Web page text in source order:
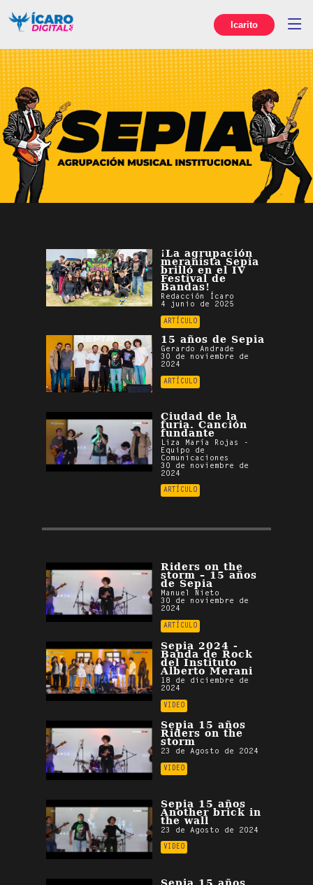
Icarito
¡La agrupación
meranista Sepia
brilló en el IV
Festival de
Bandas!
Redacción Ícaro
4 junio de 2025
ARTÍCULO
15 años de Sepia
Gerardo Andrade
30 de noviembre de
2024
ARTÍCULO
Ciudad de la
furia. Canción
fundante
Liza María Rojas -
Equipo de
Comunicaciones
30 de noviembre de
2024
ARTÍCULO
Riders on the
storm – 15 años
de Sepia
Manuel Nieto
30 de noviembre de
2024
ARTÍCULO
Sepia 2024 -
Banda de Rock
del Instituto
Alberto Merani
18 de diciembre de
2024
VIDEO
Sepia 15 años
Riders on the
storm
23 de Agosto de 2024
VIDEO
Sepia 15 años
Another brick in
the wall
23 de Agosto de 2024
VIDEO
Sepia 15 años